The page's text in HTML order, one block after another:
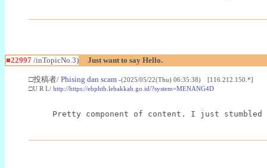
■22997 /inTopicNo.3) Just want to say Hello.
□投稿者/ Phising dan scam -(2025/05/22(Thu) 06:35:38) [116.212.150.*]
□U R L/ http://https://ebphtb.lebakkab.go.id/?system=MENANG4D
Pretty component of content. I just